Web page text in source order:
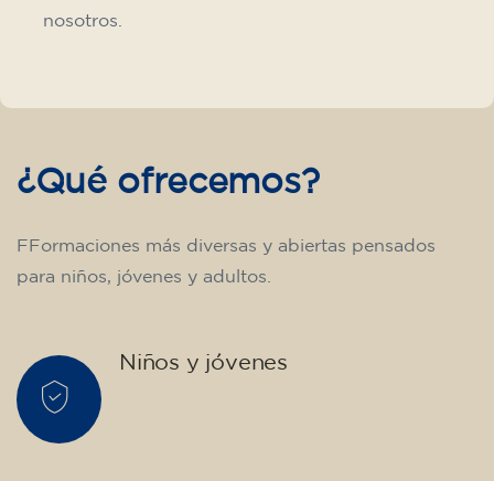
nosotros.
¿Qué ofrecemos?
FFormaciones más diversas y abiertas pensados
para niños, jóvenes y adultos.
Niños y jóvenes